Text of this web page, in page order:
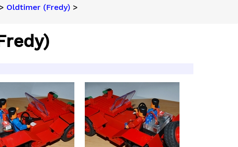
Oldtimer (Fredy) >